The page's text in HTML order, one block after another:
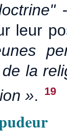
leur
la
». 19